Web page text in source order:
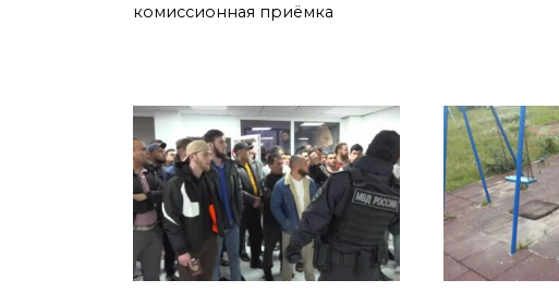
комиссионная приёмка